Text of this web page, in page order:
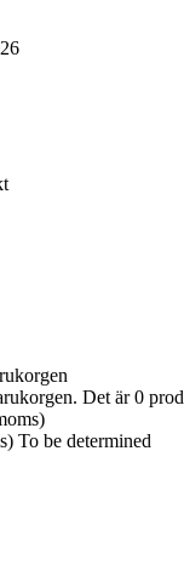
Det är0
To be determined